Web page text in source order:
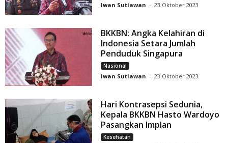
Iwan Sutiawan - 23 Oktober 2023
BKKBN: Angka Kelahiran di
Indonesia Setara Jumlah
Penduduk Singapura
Nasional
Iwan Sutiawan - 23 Oktober 2023
Hari Kontrasepsi Sedunia,
Kepala BKKBN Hasto Wardoyo
Pasangkan Implan
Kesehatan